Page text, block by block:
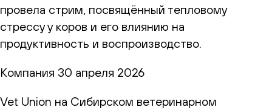
провела стрим, посвящённый тепловому
стрессу у коров и его влиянию на
продуктивность и воспроизводство.
Компания 30 апреля 2026
Vet Union на Сибирском ветеринарном